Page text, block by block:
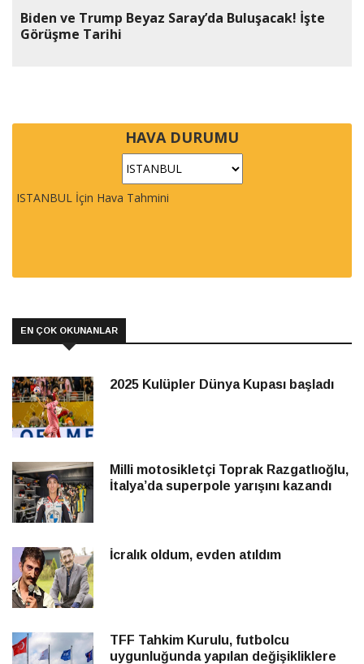
Biden ve Trump Beyaz Saray’da Buluşacak! İşte
Görüşme Tarihi
HAVA DURUMU
ISTANBUL İçin Hava Tahmini
EN ÇOK OKUNANLAR
2025 Kulüpler Dünya Kupası başladı
Milli motosikletçi Toprak Razgatlıoğlu,
İtalya’da superpole yarışını kazandı
İcralık oldum, evden atıldım
TFF Tahkim Kurulu, futbolcu
uygunluğunda yapılan değişikliklere